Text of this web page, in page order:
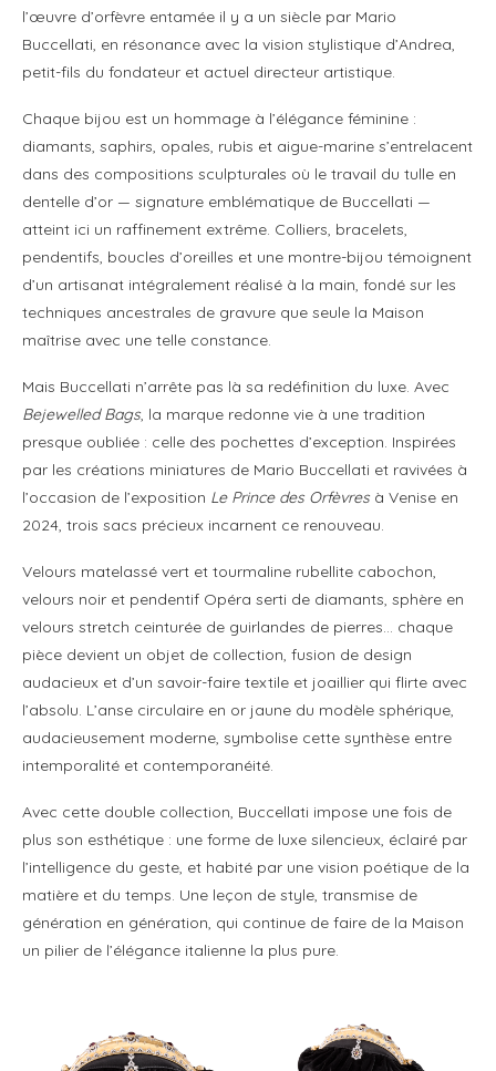
l’œuvre d’orfèvre entamée il y a un siècle par Mario
Buccellati, en résonance avec la vision stylistique d’Andrea,
petit-fils du fondateur et actuel directeur artistique.
Chaque bijou est un hommage à l’élégance féminine :
diamants, saphirs, opales, rubis et aigue-marine s’entrelacent
dans des compositions sculpturales où le travail du tulle en
dentelle d’or — signature emblématique de Buccellati —
atteint ici un raffinement extrême. Colliers, bracelets,
pendentifs, boucles d’oreilles et une montre-bijou témoignent
d’un artisanat intégralement réalisé à la main, fondé sur les
techniques ancestrales de gravure que seule la Maison
maîtrise avec une telle constance.
Mais Buccellati n’arrête pas là sa redéfinition du luxe. Avec
Bejewelled Bags, la marque redonne vie à une tradition
presque oubliée : celle des pochettes d’exception. Inspirées
par les créations miniatures de Mario Buccellati et ravivées à
l’occasion de l’exposition Le Prince des Orfèvresà Venise en
2024, trois sacs précieux incarnent ce renouveau.
Velours matelassé vert et tourmaline rubellite cabochon,
velours noir et pendentif Opéra serti de diamants, sphère en
velours stretch ceinturée de guirlandes de pierres… chaque
pièce devient un objet de collection, fusion de design
audacieux et d’un savoir-faire textile et joaillier qui flirte avec
l’absolu. L’anse circulaire en or jaune du modèle sphérique,
audacieusement moderne, symbolise cette synthèse entre
intemporalité et contemporanéité.
Avec cette double collection, Buccellati impose une fois de
plus son esthétique : une forme de luxe silencieux, éclairé par
l’intelligence du geste, et habité par une vision poétique de la
matière et du temps. Une leçon de style, transmise de
génération en génération, qui continue de faire de la Maison
un pilier de l’élégance italienne la plus pure.